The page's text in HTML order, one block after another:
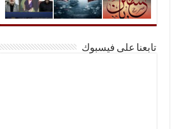
تابعنا على فيسبوك